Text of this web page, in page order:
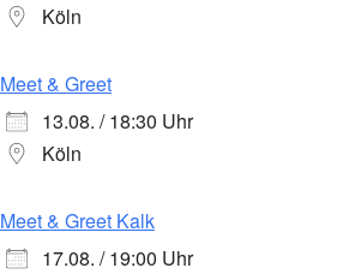
Köln
Meet & Greet
13.08. / 18:30 Uhr
Köln
Meet & Greet Kalk
17.08. / 19:00 Uhr